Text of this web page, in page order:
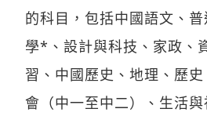
的科目，包括中國語文、
學*、設計與科技、家政、
習、中國歷史、地理、歷
會（中一至中二）、生活